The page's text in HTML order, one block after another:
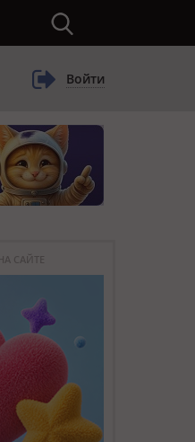
Войти
САЙТЕ